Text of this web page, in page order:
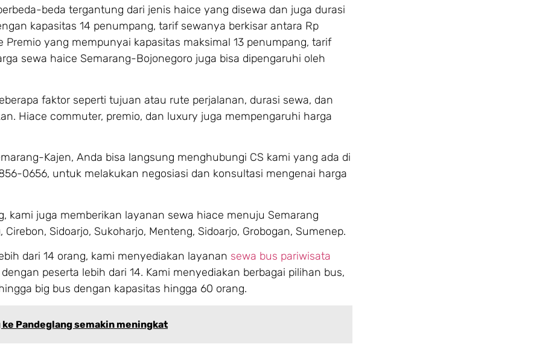
beda tergantung dari jenis haice yang disewa dan juga durasi
kapasitas 14 penumpang, tarif sewanya berkisar antara Rp
yang mempunyai kapasitas maksimal 13 penumpang, tarif
sewa haice Semarang-Bojonegoro juga bisa dipengaruhi oleh
faktor seperti tujuan atau rute perjalanan, durasi sewa, dan
Hiace commuter, premio, dan luxury juga mempengaruhi harga
Kajen, Anda bisa langsung menghubungi CS kami yang ada di
0656, untuk melakukan negosiasi dan konsultasi mengenai harga
kami juga memberikan layanan sewa hiace menuju Semarang
Sidoarjo, Sukoharjo, Menteng, Sidoarjo, Grobogan, Sumenep.
dari 14 orang, kami menyediakan layanan sewa bus pariwisata
peserta lebih dari 14. Kami menyediakan berbagai pilihan bus,
big bus dengan kapasitas hingga 60 orang.
Pandeglang semakin meningkat